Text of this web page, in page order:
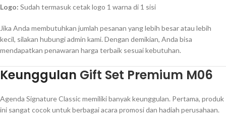
Logo: Sudah termasuk cetak logo 1 warna di 1 sisi
Jika Anda membutuhkan jumlah pesanan yang lebih besar atau lebih
kecil, silakan hubungi admin kami. Dengan demikian, Anda bisa
mendapatkan penawaran harga terbaik sesuai kebutuhan.
Keunggulan Gift Set Premium M06
Agenda Signature Classic memiliki banyak keunggulan. Pertama, produk
ini sangat cocok untuk berbagai acara promosi dan hadiah perusahaan.